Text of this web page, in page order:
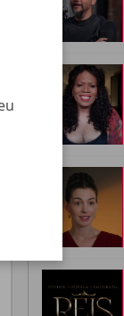
NO ESTRELANDO